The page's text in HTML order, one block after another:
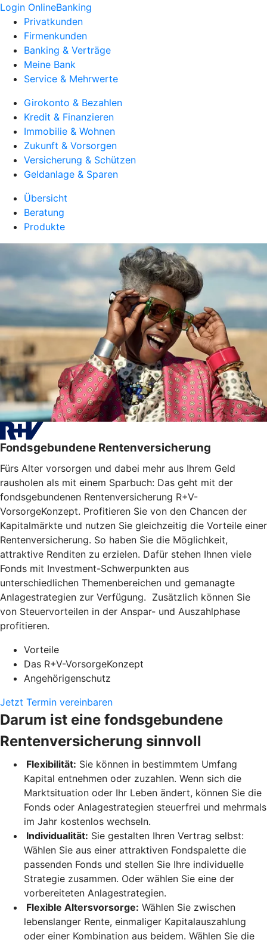
Login OnlineBanking
Privatkunden
Firmenkunden
Banking & Verträge
Meine Bank
Service & Mehrwerte
Girokonto & Bezahlen
Kredit & Finanzieren
Immobilie & Wohnen
Zukunft & Vorsorgen
Versicherung & Schützen
Geldanlage & Sparen
Übersicht
Beratung
Produkte
Fondsgebundene Rentenversicherung
Fürs Alter vorsorgen und dabei mehr aus Ihrem Geld
rausholen als mit einem Sparbuch: Das geht mit der
fondsgebundenen Rentenversicherung R+V-
VorsorgeKonzept. Profitieren Sie von den Chancen der
Kapitalmärkte und nutzen Sie gleichzeitig die Vorteile einer
Rentenversicherung. So haben Sie die Möglichkeit,
attraktive Renditen zu erzielen. Dafür stehen Ihnen viele
Fonds mit Investment-Schwerpunkten aus
unterschiedlichen Themenbereichen und gemanagte
Anlagestrategien zur Verfügung. Zusätzlich können Sie
von Steuervorteilen in der Anspar- und Auszahlphase
profitieren.
Vorteile
Das R+V-VorsorgeKonzept
Angehörigenschutz
Jetzt Termin vereinbaren
Darum ist eine fondsgebundene
Rentenversicherung sinnvoll
Flexibilität: Sie können in bestimmtem Umfang
Kapital entnehmen oder zuzahlen. Wenn sich die
Marktsituation oder Ihr Leben ändert, können Sie die
Fonds oder Anlagestrategien steuerfrei und mehrmals
im Jahr kostenlos wechseln.
Individualität: Sie gestalten Ihren Vertrag selbst:
Wählen Sie aus einer attraktiven Fondspalette die
passenden Fonds und stellen Sie Ihre individuelle
Strategie zusammen. Oder wählen Sie eine der
vorbereiteten Anlagestrategien.
Flexible Altersvorsorge: Wählen Sie zwischen
lebenslanger Rente, einmaliger Kapitalauszahlung
oder einer Kombination aus beidem. Wählen Sie die